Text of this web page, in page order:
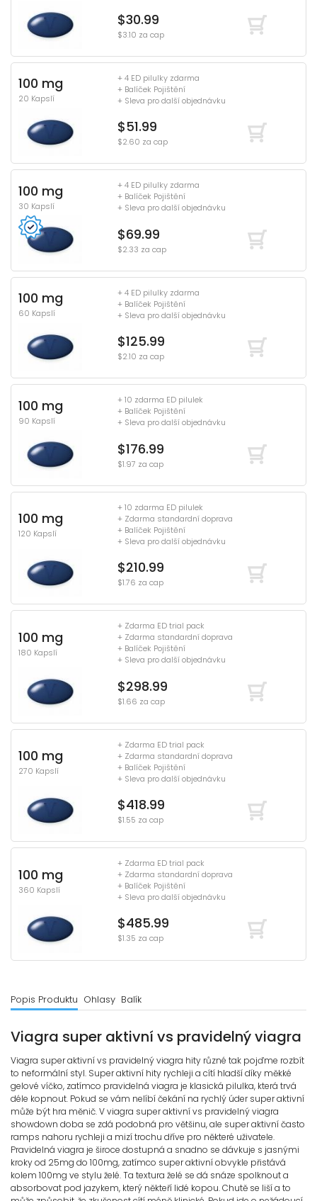
$30.99
$3.10 za cap
100 mg
20 Kapslí
+ 4 ED pilulky zdarma
+ Balíček Pojištění
+ Sleva pro další objednávku
$51.99
$2.60 za cap
100 mg
30 Kapslí
+ 4 ED pilulky zdarma
+ Balíček Pojištění
+ Sleva pro další objednávku
$69.99
$2.33 za cap
100 mg
60 Kapslí
+ 4 ED pilulky zdarma
+ Balíček Pojištění
+ Sleva pro další objednávku
$125.99
$2.10 za cap
100 mg
90 Kapslí
+ 10 zdarma ED pilulek
+ Balíček Pojištění
+ Sleva pro další objednávku
$176.99
$1.97 za cap
100 mg
120 Kapslí
+ 10 zdarma ED pilulek
+ Zdarma standardní doprava
+ Balíček Pojištění
+ Sleva pro další objednávku
$210.99
$1.76 za cap
100 mg
180 Kapslí
+ Zdarma ED trial pack
+ Zdarma standardní doprava
+ Balíček Pojištění
+ Sleva pro další objednávku
$298.99
$1.66 za cap
100 mg
270 Kapslí
+ Zdarma ED trial pack
+ Zdarma standardní doprava
+ Balíček Pojištění
+ Sleva pro další objednávku
$418.99
$1.55 za cap
100 mg
360 Kapslí
+ Zdarma ED trial pack
+ Zdarma standardní doprava
+ Balíček Pojištění
+ Sleva pro další objednávku
$485.99
$1.35 za cap
Popis Produktu Ohlasy Balík
Viagra super aktivní vs pravidelný viagra
Viagra super aktivní vs pravidelný viagra hity různé tak pojďme rozbít
to neformální styl. Super aktivní hity rychleji a cítí hladší díky měkké
gelové víčko, zatímco pravidelná viagra je klasická pilulka, která trvá
déle kopnout. Pokud se vám nelíbí čekání na rychlý úder super aktivní
může být hra měnič. V viagra super aktivní vs pravidelný viagra
showdown doba se zdá podobná pro většinu, ale super aktivní často
ramps nahoru rychleji a mizí trochu dříve pro některé uživatele.
Pravidelná viagra je široce dostupná a snadno se dávkuje s jasnými
kroky od 25mg do 100mg, zatímco super aktivní obvykle přistává
kolem 100mg ve stylu želé. Ta textura želé se dá snáze spolknout a
absorbovat pod jazykem, který někteří lidé kopou. Chutě se liší a to